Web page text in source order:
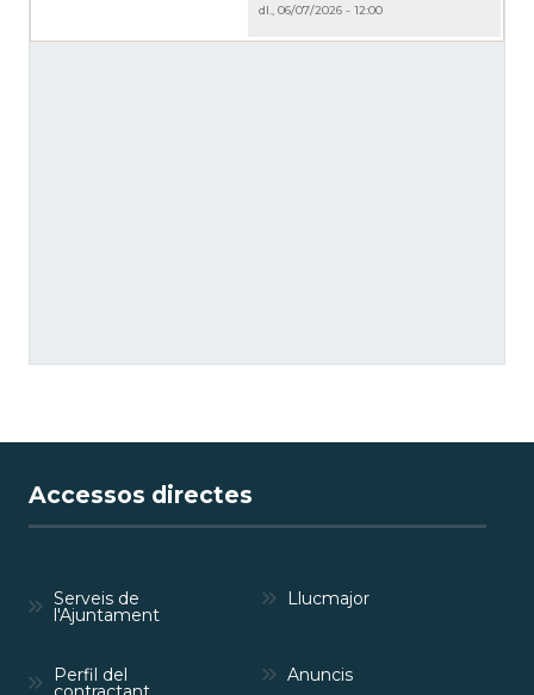
dl., 06/07/2026 - 12:00
Accessos directes
Serveis de
l'Ajuntament
Llucmajor
Perfil del Anuncis